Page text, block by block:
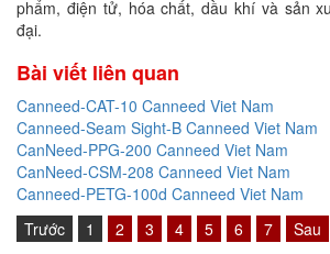
phẩm, điện tử, hóa chất, dầu khí và sản
đại.
Bài viết liên quan
Canneed-CAT-10 Canneed Viet Nam
Canneed-Seam Sight-B Canneed Viet Nam
CanNeed-PPG-200 Canneed Viet Nam
CanNeed-CSM-208 Canneed Viet Nam
Canneed-PETG-100d Canneed Viet Nam
Trước
1 2 3 4 5 6 7 Sau